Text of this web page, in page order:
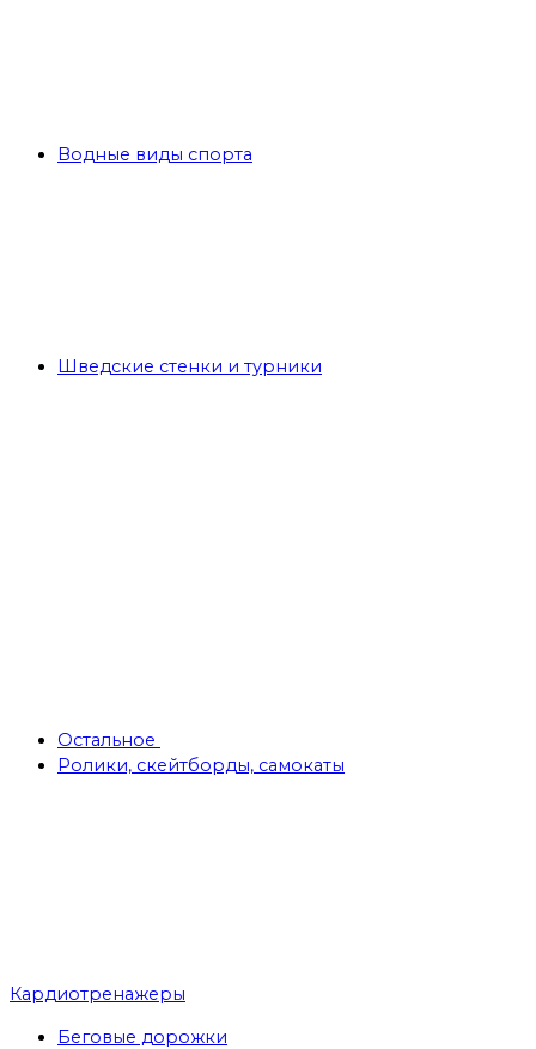
Водные виды спорта
Шведские стенки и турники
Остальное
Ролики, скейтборды, самокаты
Кардиотренажеры
Беговые дорожки